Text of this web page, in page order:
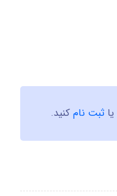
یا ثبت نامکنید.